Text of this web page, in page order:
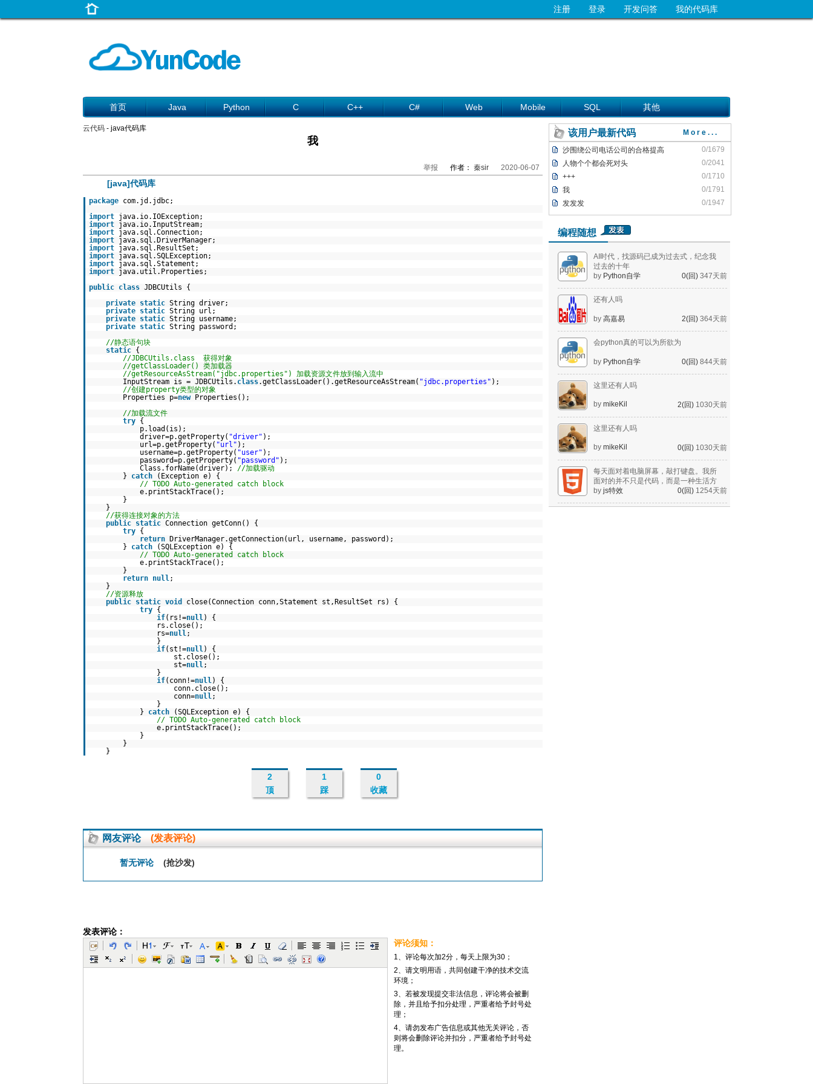
我的代码库
开发问答
登录
注册
首页 Java Python C C++ C# Web Mobile SQL 其他
该用户最新代码
More...
0/1679
沙围绕公司电话公司的合格提高
0/2041
人物个个都会死对头
0/1710
+++
0/1791
我
0/1947
发发发
编程随想
AI时代，找源码已成为过去式，纪念我
过去的十年
by Python自学 0(回) 347天前
还有人吗
by 高嘉易 2(回) 364天前
会python真的可以为所欲为
by Python自学 0(回) 844天前
这里还有人吗
by mikeKil 2(回) 1030天前
这里还有人吗
by mikeKil 0(回) 1030天前
每天面对着电脑屏幕，敲打键盘。我所
面对的并不只是代码，而是一种生活方
式。
by js特效 0(回) 1254天前
云代码 - java代码库
我
2020-06-07
作者： 秦sir
举报
[java]代码库
package com.jd.jdbc;
import java.io.IOException;
import java.io.InputStream;
import java.sql.Connection;
import java.sql.DriverManager;
import java.sql.ResultSet;
import java.sql.SQLException;
import java.sql.Statement;
import java.util.Properties;
public class JDBCUtils {
private static String driver;
private static String url;
private static String username;
private static String password;
//静态语句块
static {
//JDBCUtils.class 获得对象
//getClassLoader() 类加载器
//getResourceAsStream("jdbc.properties") 加载资源文件放到输入流中
InputStream is = JDBCUtils. class.getClassLoader().getResourceAsStream( "jdbc.properties" );
//创建property类型的对象
Properties p=new
Properties();
//加载流文件
try {
p.load(is);
driver=p.getProperty( "driver" );
url=p.getProperty( "url" );
username=p.getProperty( "user" );
password=p.getProperty( "password" );
Class.forName(driver); //加载驱动
} catch
(Exception e) {
// TODO Auto-generated catch block
e.printStackTrace();
}
}
//获得连接对象的方法
public static Connection getConn() {
try {
return
DriverManager.getConnection(url, username, password);
} catch
(SQLException e) {
// TODO Auto-generated catch block
e.printStackTrace();
}
return null;
}
//资源释放
public static void
close(Connection conn,Statement st,ResultSet rs) {
try {
if(rs!=null) {
rs.close();
rs=null;
}
if(st!=null) {
st.close();
st=null;
}
if(conn!=null) {
conn.close();
conn=null;
}
} catch
(SQLException e) {
// TODO Auto-generated catch block
e.printStackTrace();
}
}
}
2
顶
1
踩
0
收藏
网友评论 (发表评论)
暂无评论 (抢沙发)
发表评论：
评论须知：
1、评论每次加2分，每天上限为30；
2、请文明用语，共同创建干净的技术交流
环境；
3、若被发现提交非法信息，评论将会被删
除，并且给予扣分处理，严重者给予封号处
理；
4、请勿发布广告信息或其他无关评论，否
则将会删除评论并扣分，严重者给予封号处
理。